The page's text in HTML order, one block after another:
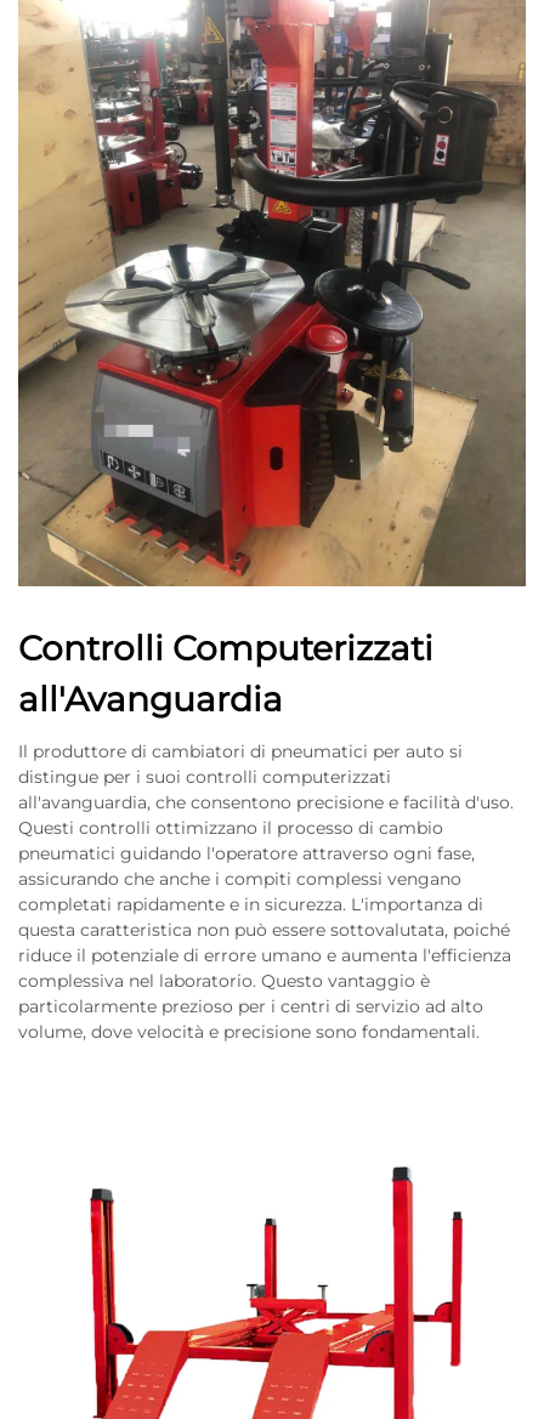
Controlli Computerizzati
all'Avanguardia
Il produttore di cambiatori di pneumatici per auto si
distingue per i suoi controlli computerizzati
all'avanguardia, che consentono precisione e facilità d'uso.
Questi controlli ottimizzano il processo di cambio
pneumatici guidando l'operatore attraverso ogni fase,
assicurando che anche i compiti complessi vengano
completati rapidamente e in sicurezza. L'importanza di
questa caratteristica non può essere sottovalutata, poiché
riduce il potenziale di errore umano e aumenta l'efficienza
complessiva nel laboratorio. Questo vantaggio è
particolarmente prezioso per i centri di servizio ad alto
volume, dove velocità e precisione sono fondamentali.